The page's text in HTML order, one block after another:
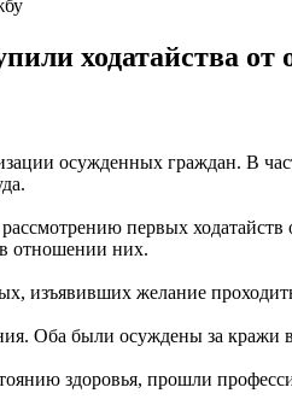
ходатайства
осужденных граждан. В
первых
отношении них.
изъявивших желание
Оба были осуждены за кражи
здоровья, прошли